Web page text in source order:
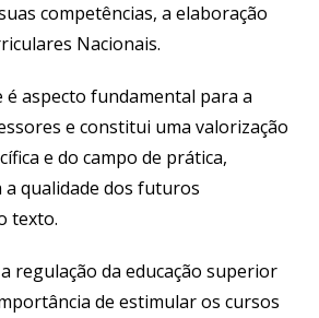
competências, a elaboração
Nacionais.
é aspecto fundamental para a
e constitui uma valorização
e do campo de prática,
qualidade dos futuros
texto.
regulação da educação superior
de estimular os cursos